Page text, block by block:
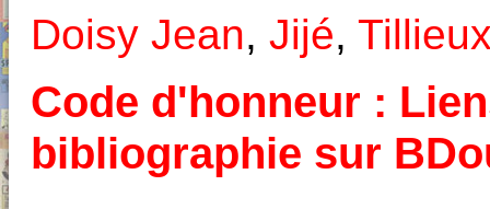
Doisy Jean, Jijé,
Code d'honneur :
bibliographie sur